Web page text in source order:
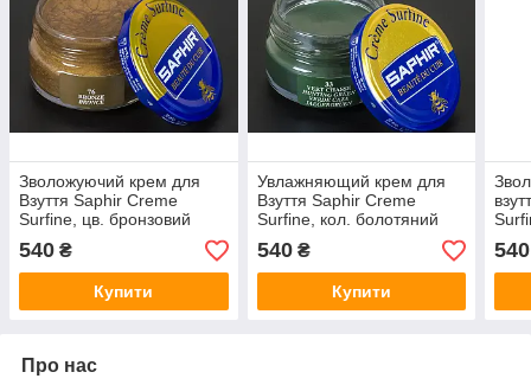
Зволожуючий крем для
Взуття Saphir Creme
Surfine, цв. бронзовий
(76), 50 мл
540 ₴
Купити
Увлажняющий крем для
Взуття Saphir Creme
Surfine, кол. болотяний
(33), 50 мл
540₴
Купити
мл
540
Про нас